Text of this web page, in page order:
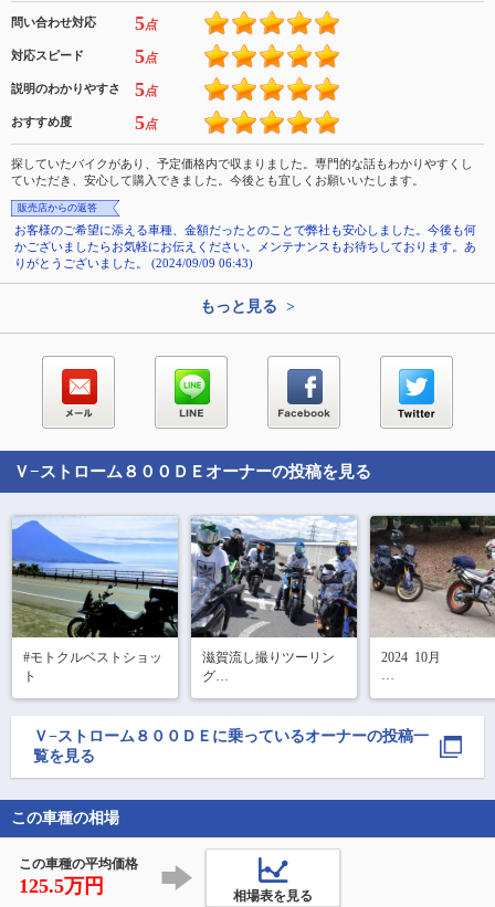
問い合わせ対応 5点
対応スピード 5点
説明のわかりやすさ 5点
おすすめ度 5点
探していたバイクがあり、予定価格内で収まりました。専門的な話もわかりやすくし
ていただき、安心して購入できました。今後とも宜しくお願いいたします。
販売店からの返答
お客様のご希望に添える車種、金額だったとのことで弊社も安心しました。今後も何
かございましたらお気軽にお伝えください。メンテナンスもお待ちしております。あ
りがとうございました。 (2024/09/09 06:43)
もっと見る >
Ｖ−ストローム８００ＤＥ オーナーの投稿を見る
#モトクルベストショッ
滋賀流し撮りツーリン
グ
まじあっっっつい🥵
#vstrom800de
#vstrom
2024  10月
Ｖ−ストローム８００ＤＥ に乗っているオーナーの投稿一
覧を見る
この車種の相場
この車種の平均価格
125.5万円 相場表を見る